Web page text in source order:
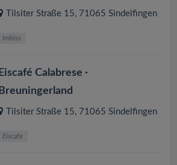
Tilsiter Straße 15, 71065 Sindelfingen
Imbiss
Eiscafé Calabrese ·
Breuningerland
Tilsiter Straße 15, 71065 Sindelfingen
Eiscafe